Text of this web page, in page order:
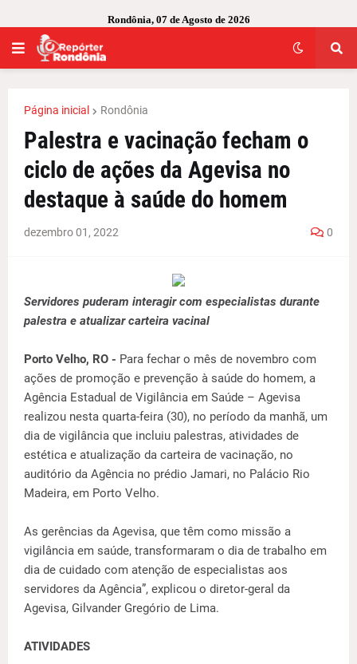
Rondônia, 07 de Agosto de 2026
Página inicial Rondônia
Palestra e vacinação fecham o
ciclo de ações da Agevisa no
destaque à saúde do homem
dezembro 01, 2022 0
Servidores puderam interagir com especialistas durante
palestra e atualizar carteira vacinal
Porto Velho, RO - Para fechar o mês de novembro com
ações de promoção e prevenção à saúde do homem, a
Agência Estadual de Vigilância em Saúde – Agevisa
realizou nesta quarta-feira (30), no período da manhã, um
dia de vigilância que incluiu palestras, atividades de
estética e atualização da carteira de vacinação, no
auditório da Agência no prédio Jamari, no Palácio Rio
Madeira, em Porto Velho.
As gerências da Agevisa, que têm como missão a
vigilância em saúde, transformaram o dia de trabalho em
dia de cuidado com atenção de especialistas aos
servidores da Agência”, explicou o diretor-geral da
Agevisa, Gilvander Gregório de Lima.
ATIVIDADES